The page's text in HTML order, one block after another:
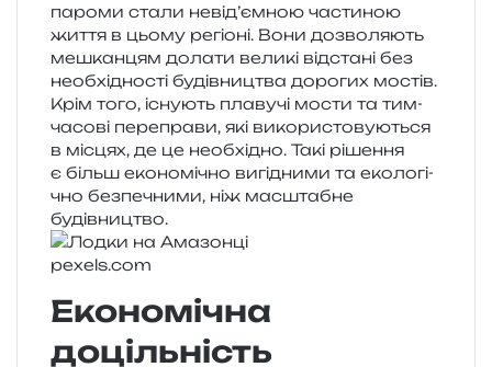
паро­ми стали невід­’єм­ною части­ною
життя в цьому регіо­ні. Вони дозво­ля­ють
мешкан­цям дола­ти вели­кі від­ста­ні без
необ­хі­дно­сті будів­ни­цтва доро­гих мостів.
Крім того, існу­ють пла­ву­чі мости та тим­
ча­со­ві пере­пра­ви, які вико­ри­сто­ву­ю­ться
в місцях, де це необ­хі­дно. Такі ріше­н­ня
є більш еко­но­мі­чно вигі­дни­ми та еко­ло­гі­
чно без­пе­чни­ми, ніж мас­шта­бне
будівництво.
pexels​.com
Економічна
доцільність